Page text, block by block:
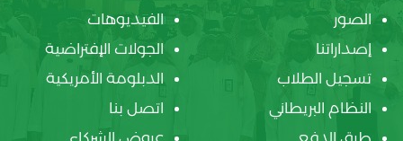
الصور
الفيديوهات
إصداراتنا
الجولات الإفتراضية
تسجيل الطلاب
الدبلومة الأمريكية
النظام البريطاني
اتصل بنا
طرق الدفع
عروض الشركاء